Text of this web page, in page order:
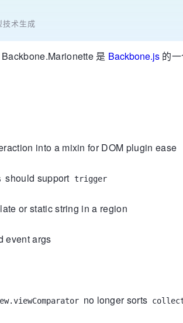
技术生成
是 Backbone.js 的
into a mixin for DOM plugin ease
should support trigger
or static string in a region
event args
no longer sorts